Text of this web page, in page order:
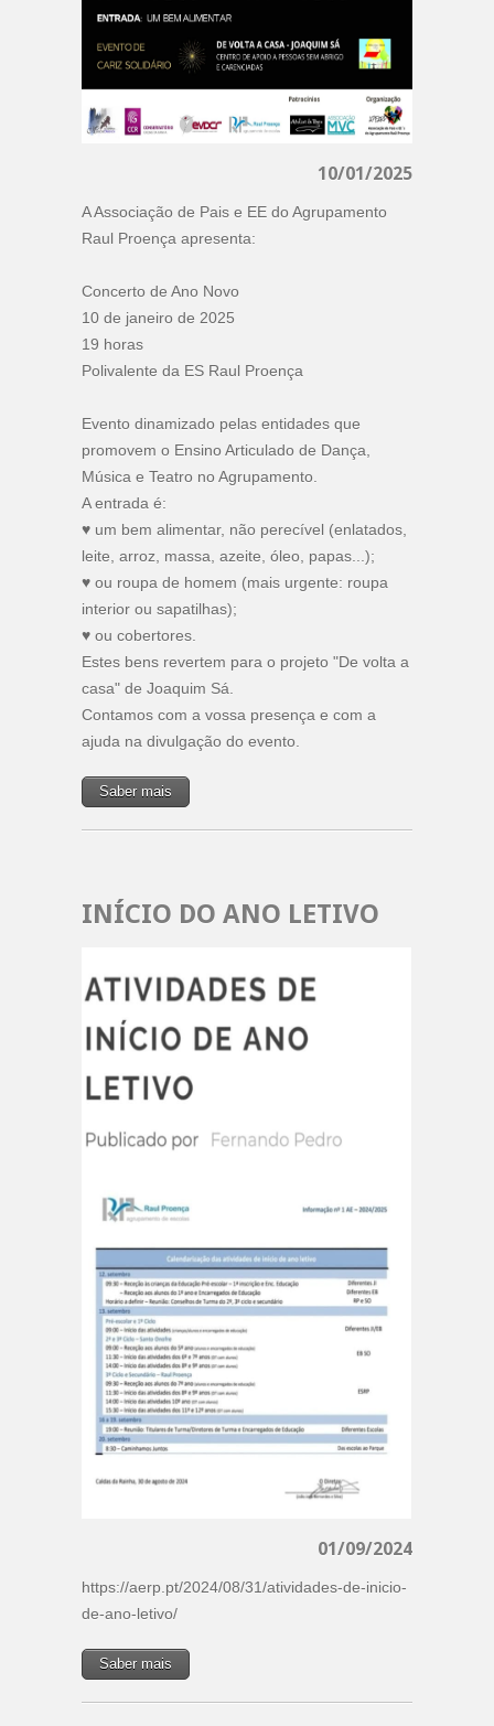
10/01/2025
A Associação de Pais e EE do Agrupamento
Raul Proença apresenta:
Concerto de Ano Novo
10 de janeiro de 2025
19 horas
Polivalente da ES Raul Proença
Evento dinamizado pelas entidades que
promovem o Ensino Articulado de Dança,
Música e Teatro no Agrupamento.
A entrada é:
♥️ um bem alimentar, não perecível (enlatados,
leite, arroz, massa, azeite, óleo, papas...);
♥️ ou roupa de homem (mais urgente: roupa
interior ou sapatilhas);
♥️ ou cobertores.
Estes bens revertem para o projeto "De volta a
casa" de Joaquim Sá.
Contamos com a vossa presença e com a
ajuda na divulgação do evento.
Saber mais
INÍCIO DO ANO LETIVO
01/09/2024
https://aerp.pt/2024/08/31/atividades-de-inicio-
de-ano-letivo/
Saber mais